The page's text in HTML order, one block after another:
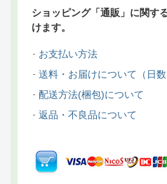
ショッピング「通販」に関す
けます。
お支払い方法
送料・お届けについて（日数
配送方法(梱包)について
返品・不良品について